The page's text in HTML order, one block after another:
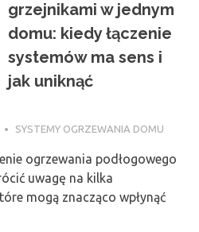
grzejnikami w jednym
domu: kiedy łączenie
systemów ma sens i
jak uniknąć
SYSTEMY OGRZEWANIA DOMU
ogrzewania podłogowego
uwagę na kilka
mogą znacząco wpłynąć